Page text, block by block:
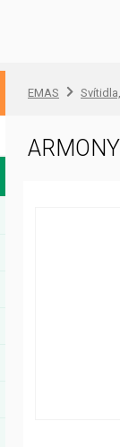
EMAS